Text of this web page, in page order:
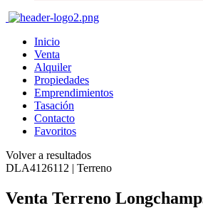
Inicio
Venta
Alquiler
Propiedades
Emprendimientos
Tasación
Contacto
Favoritos
Volver a resultados
DLA4126112 | Terreno
Venta Terreno